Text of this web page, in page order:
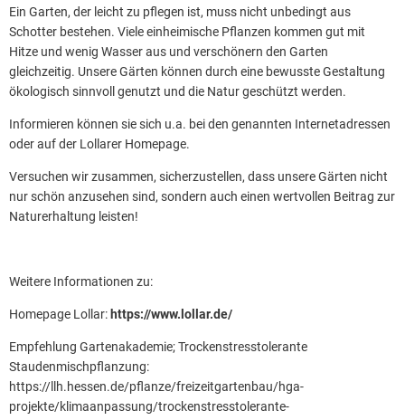
Ein Garten, der leicht zu pflegen ist, muss nicht unbedingt aus
Schotter bestehen. Viele einheimische Pflanzen kommen gut mit
Hitze und wenig Wasser aus und verschönern den Garten
gleichzeitig. Unsere Gärten können durch eine bewusste Gestaltung
ökologisch sinnvoll genutzt und die Natur geschützt werden.
Informieren können sie sich u.a. bei den genannten Internetadressen
oder auf der Lollarer Homepage.
Versuchen wir zusammen, sicherzustellen, dass unsere Gärten nicht
nur schön anzusehen sind, sondern auch einen wertvollen Beitrag zur
Naturerhaltung leisten!
Weitere Informationen zu:
Homepage Lollar: https://www.lollar.de/
Empfehlung Gartenakademie; Trockenstresstolerante
Staudenmischpflanzung:
https://llh.hessen.de/pflanze/freizeitgartenbau/hga-
projekte/klimaanpassung/trockenstresstolerante-